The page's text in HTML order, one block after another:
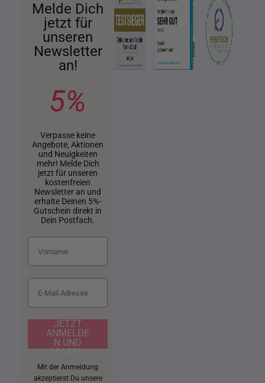
Melde Dich
jetzt für
unseren
Newsletter
an!
5%
Verpasse keine
Angebote, Aktionen
und Neuigkeiten
mehr! Melde Dich
jetzt für unseren
kostenfreien
Newsletter an und
erhalte Deinen 5%-
Gutschein direkt in
Dein Postfach.
JETZT
ANMELDE
N UND
SPAREN!
Mit der Anmeldung
akzeptierst Du unsere